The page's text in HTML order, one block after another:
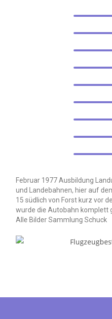
Februar 1977 Ausbildung
und Landebahnen, hier auf
15 südlich von Forst kurz vor
wurde die Autobahn komplett
Alle Bilder Sammlung Schuck